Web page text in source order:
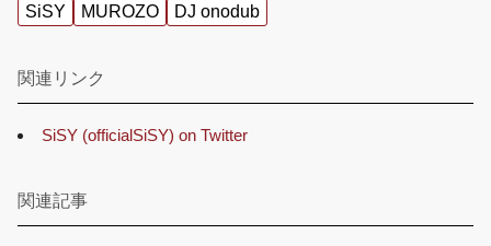
SiSY MUROZO DJ onodub
関連リンク
SiSY (officialSiSY) on Twitter
関連記事